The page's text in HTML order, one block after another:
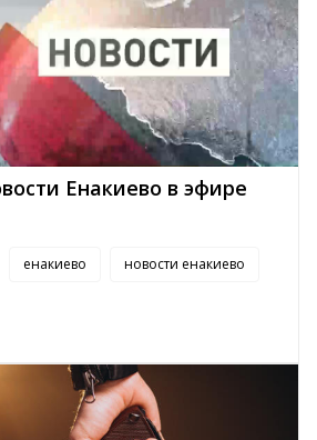
Енакиево в эфире
енакиево новости енакиево